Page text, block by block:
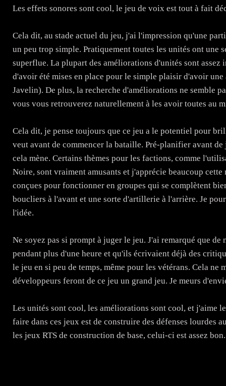
Les effets sonores sont cool, le jeu de voix est tout à fait
Cela dit, au stade actuel du jeu, j'ai l'impression qu'une
un peu trop simple. Pratiquement toutes les unités ont
superflue. La plupart des améliorations d'unités sont assez
d'avoir été mises en place pour le simple plaisir d'avoir
Javelin). De plus, la recherche d'améliorations ne semble
vous vous retrouverez naturellement à les avoir toutes au
Cela dit, je pense toujours que ce jeu a le potentiel pour
veut avant de commencer la bataille. Pré-planifier avant
cela mène. Certains thèmes pour les factions, comme
Noire, sont vraiment amusants et j'apprécie beaucoup
conçues pour fonctionner en groupes qui se complètent
boucliers à l'avant et une sorte d'artillerie à l'arrière. Je
l'idée.
Ne soyez pas si prompt à juger le jeu. J'ai remarqué que
pendant plus d'une heure et qu'ils écrivaient déjà des
le jeu en si peu de temps, même pour les vétérans. Cela
développeurs feront de ce jeu un grand jeu. Je meurs
Les unités sont cool, les améliorations sont cool, et j'aime
faire dans ces jeux est de construire des défenses lourdes
les jeux RTS de construction de base, celui-ci est assez